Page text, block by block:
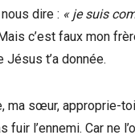
dire : « je suis
c’est faux mon
Jésus t’a donnée.
ma sœur, approprie-
fuir l’ennemi. Car ne